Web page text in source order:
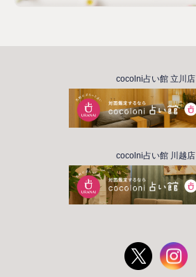
cocolni占い館 立川店
cocolni占い館 川越店